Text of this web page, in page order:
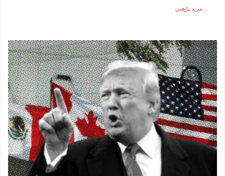
مزید پڑھیں